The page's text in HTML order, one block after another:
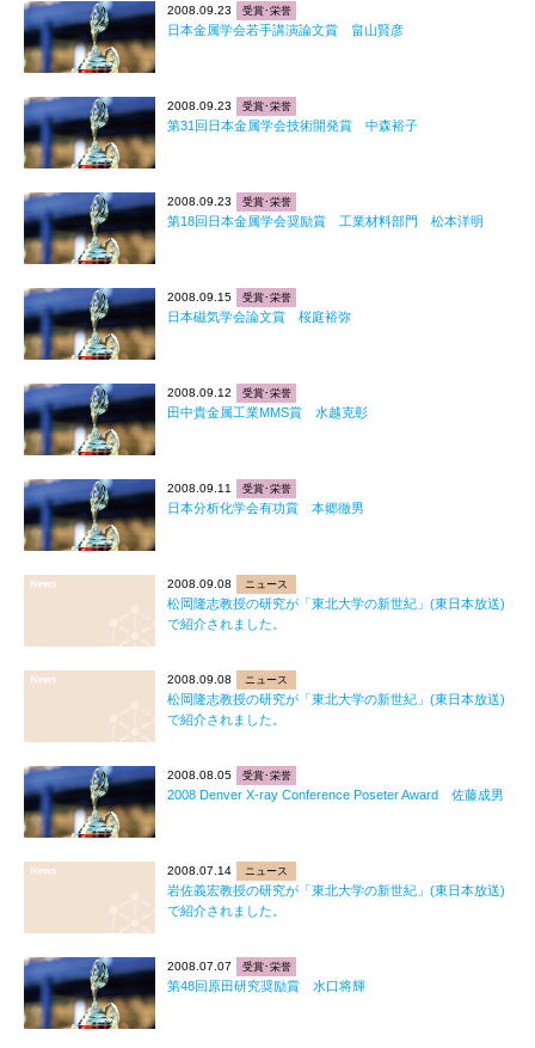
2008.09.23 受賞･栄誉
日本金属学会若手講演論文賞 畠山賢彦
2008.09.23 受賞･栄誉
第31回日本金属学会技術開発賞 中森裕子
2008.09.23 受賞･栄誉
第18回日本金属学会奨励賞 工業材料部門 松本洋明
2008.09.15 受賞･栄誉
日本磁気学会論文賞 桜庭裕弥
2008.09.12 受賞･栄誉
田中貴金属工業MMS賞 水越克彰
2008.09.11 受賞･栄誉
日本分析化学会有功賞 本郷徹男
2008.09.08 ニュース
松岡隆志教授の研究が「東北大学の新世紀」(東日本放送)
で紹介されました。
2008.09.08 ニュース
松岡隆志教授の研究が「東北大学の新世紀」(東日本放送)
で紹介されました。
2008.08.05 受賞･栄誉
2008 Denver X-ray Conference Poseter Award 佐藤成男
2008.07.14 ニュース
岩佐義宏教授の研究が「東北大学の新世紀」(東日本放送)
で紹介されました。
2008.07.07 受賞･栄誉
第48回原田研究奨励賞 水口将輝